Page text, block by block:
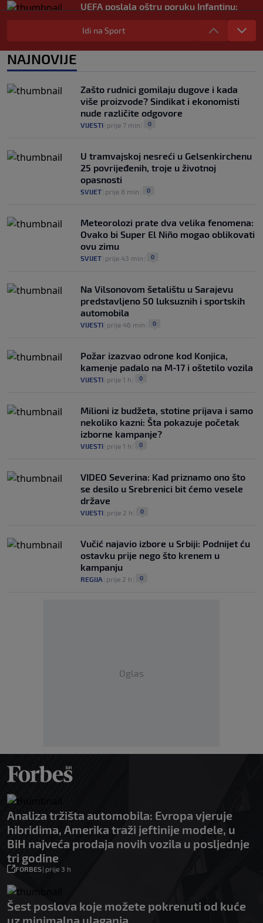
UEFA poslala oštru poruku Infantinu:
"Ništa se ne mijenja, bojkot Svjetskog
prvenstva i dalje je na snazi"
prvenstva
NOGOMET prije 3 h 0
Idi na Sport
NAJNOVIJE
Zašto rudnici gomilaju dugove i kada
više proizvode? Sindikat i ekonomisti
nude različite odgovore
VIJESTI prije 7 min 0
U tramvajskoj nesreći u Gelsenkirchenu
25 povrijeđenih, troje u životnoj
opasnosti
SVIJET prije 8 min 0
Meteorolozi prate dva velika fenomena:
Ovako bi Super El Niño mogao oblikovati
ovu zimu
SVIJET prije 43 min 0
Na Vilsonovom šetalištu u Sarajevu
predstavljeno 50 luksuznih i sportskih
automobila
VIJESTI prije 46 min 0
Požar izazvao odrone kod Konjica,
kamenje padalo na M-17 i oštetilo vozila
VIJESTI prije 1 h 0
Milioni iz budžeta, stotine prijava i samo
nekoliko kazni: Šta pokazuje početak
izborne kampanje?
VIJESTI prije 1 h 0
VIDEO Severina: Kad priznamo ono što
se desilo u Srebrenici bit ćemo vesele
države
VIJESTI prije 2 h 0
Vučić najavio izbore u Srbiji: Podnijet ću
ostavku prije nego što krenem u
kampanju
REGIJA prije 2 h 0
Oglas
Analiza tržišta automobila: Evropa vjeruje
hibridima, Amerika traži jeftinije modele, u
BiH najveća prodaja novih vozila u posljednje
tri godine
FORBES| prije 3 h
Šest poslova koje možete pokrenuti od kuće
uz minimalna ulaganja